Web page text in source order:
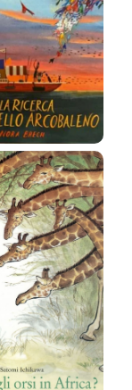
(autore) Eva
15,2 €